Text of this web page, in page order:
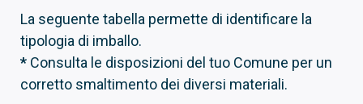
La seguente tabella permette di identificare la
tipologia di imballo.
* Consulta le disposizioni del tuo Comune per un
corretto smaltimento dei diversi materiali.